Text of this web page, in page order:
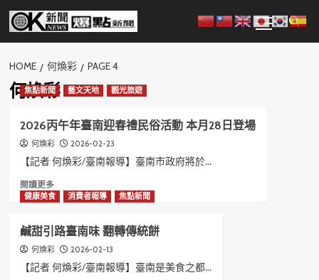
Skip
content
Menu
HOME 何煥彩 PAGE 4
何煥彩
焦點新聞 藝文天地 觀光旅遊
2026丙午年臺南迎春禮民俗活動 本月28日登場
何煥彩 2026-02-23
【記者 何煥彩/臺南報導】臺南市政府將於...
閱讀更多Read
more
2026
丙
午
年
健康美食 消費者報導 焦點新聞
鹹甜引路臺南味 翻轉傳統餅
何煥彩 2026-02-13
【記者 何煥彩/臺南報導】臺南是美食之都...